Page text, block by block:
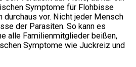
Symptome für Flohbisse
durchaus vor. Nicht jeder Mensch
der Parasiten. So kann es
alle Familienmitglieder beißen,
Symptome wie Juckreiz und